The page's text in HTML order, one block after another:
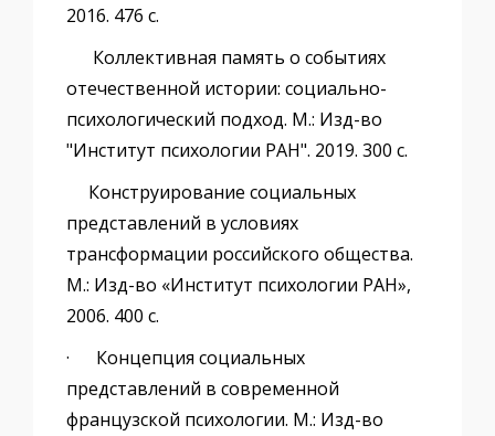
2016. 476 с.
Коллективная память о событиях
отечественной истории: социально-
психологический подход. М.: Изд-во
"Институт психологии РАН". 2019. 300 с.
Конструирование социальных
представлений в условиях
трансформации российского общества.
М.: Изд-во «Институт психологии РАН»,
2006. 400 с.
· Концепция социальных
представлений в современной
французской психологии. М.: Изд-во